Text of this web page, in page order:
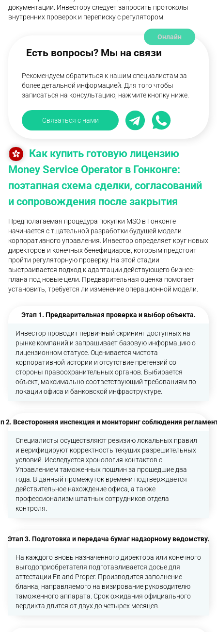
документации. Инвестору следует запросить протоколы
внутренних проверок и переписку с регулятором.
Есть вопросы? Мы на связи
Рекомендуем обратиться к нашим специалистам за
более детальной информацией. Для того чтобы
записаться на консультацию, нажмите кнопку ниже.
Связаться с нами
Онлайн
Как купить готовую лицензию
Money Service Operator в Гонконге:
поэтапная схема сделки, согласований
и сопровождения после закрытия
Предполагаемая процедура покупки MSO в Гонконге
начинается с тщательной разработки будущей модели
корпоративного управления. Инвестор определяет круг новых
директоров и конечных бенефициаров, которым предстоит
пройти регуляторную проверку. На этой стадии
выстраивается подход к адаптации действующего бизнес-
плана под новые цели. Предварительная оценка помогает
установить, требуется ли изменение операционной модели.
Этап 1. Предварительная проверка и выбор объекта.
Инвестор проводит первичный скрининг доступных на
рынке компаний и запрашивает базовую информацию о
лицензионном статусе. Оценивается чистота
корпоративной истории и отсутствие претензий со
стороны правоохранительных органов. Выбирается
объект, максимально соответствующий требованиям по
локации офиса и банковской инфраструктуре.
2. Всесторонняя инспекция и мониторинг соблюдения
Специалисты осуществляют ревизию локальных правил
и верифицируют корректность текущих разрешительных
условий. Исследуется хронология контактов с
Управлением таможенных пошлин за прошедшие два
года. В данный промежуток времени подтверждается
действительное нахождение офиса, а также
профессионализм штатных сотрудников отдела
контроля.
Этап 3. Подготовка и передача бумаг надзорному ведомству.
На каждого вновь назначенного директора или конечного
выгодоприобретателя подготавливается досье для
аттестации Fit and Proper. Производится заполнение
бланка, направляемого на визирование руководителю
таможенного аппарата. Срок ожидания официального
вердикта длится от двух до четырех месяцев.